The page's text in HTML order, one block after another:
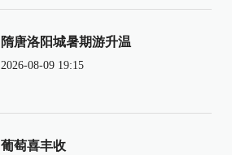
隋唐洛阳城暑期游升温
2026-08-09 19:15
葡萄喜丰收